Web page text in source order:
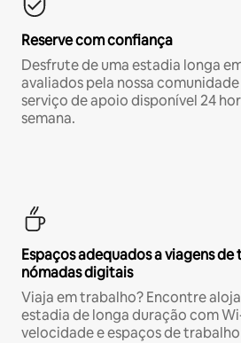
Reserve com confiança
Desfrute de uma estadia longa
avaliados pela nossa
serviço de apoio disponível 24
semana.
Espaços adequados a viagens
nómadas digitais
Viaja em trabalho? Encontre
estadia de longa duração com
velocidade e espaços de